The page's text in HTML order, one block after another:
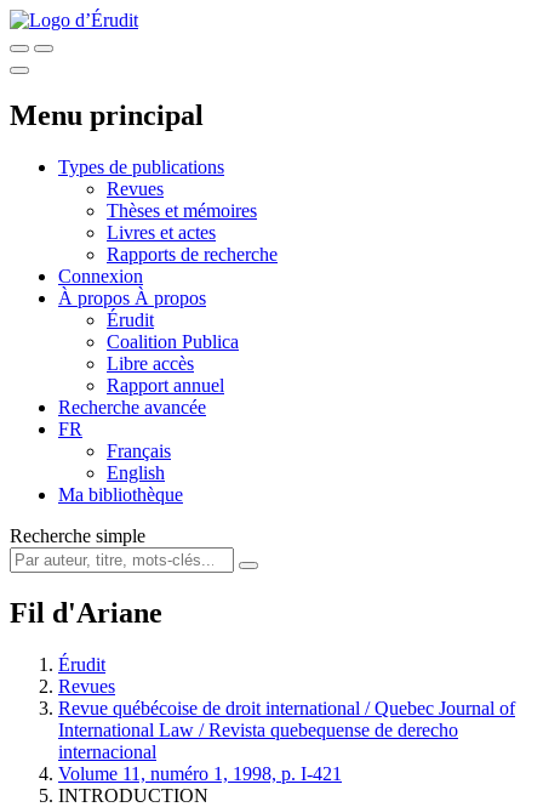
Menu principal
Types de publications
Revues
Thèses et mémoires
Livres et actes
Rapports de recherche
Connexion
À propos À propos
Érudit
Coalition Publica
Libre accès
Rapport annuel
Recherche avancée
FR
Français
English
Ma bibliothèque
Recherche simple
Fil d'Ariane
Érudit
Revues
Revue québécoise de droit international / Quebec Journal of
International Law / Revista quebequense de derecho
internacional
Volume 11, numéro 1, 1998, p. I-421
INTRODUCTION